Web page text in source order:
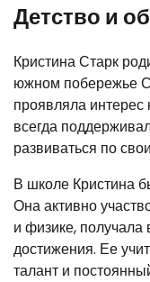
Детство и
Кристина Старк
южном побережье
проявляла интерес
всегда
развиваться по
В школе Кристина
Она активно
и физике, получала
достижения. Ее
талант и